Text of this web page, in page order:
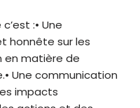
:• Une
honnête sur les
en matière de
Une communication
impacts